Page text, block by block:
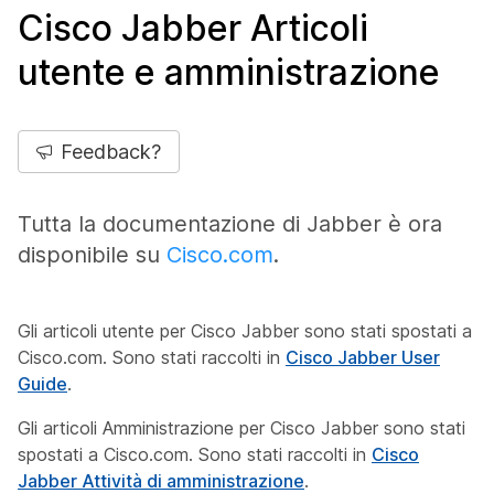
Cisco Jabber Articoli
utente e amministrazione
Feedback?
Tutta la documentazione di Jabber è ora
disponibile su Cisco.com.
Gli articoli utente per Cisco Jabber sono stati spostati a
Cisco.com. Sono stati raccolti in Cisco Jabber User
Guide.
Gli articoli Amministrazione per Cisco Jabber sono stati
spostati a Cisco.com. Sono stati raccolti in Cisco
Jabber Attività di amministrazione.